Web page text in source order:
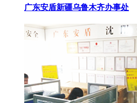
广东安盾新疆乌鲁木齐办事处